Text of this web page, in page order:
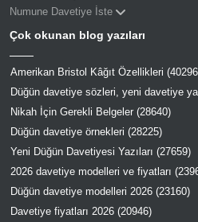
Numune Davetiye İste
Çok okunan blog yazıları
Amerikan Bristol Kâğıt Özellikleri
Düğün davetiye sözleri, yeni davetiye
Nikah İçin Gerekli Belgeler (28640)
Düğün davetiye örnekleri (28225)
Yeni Düğün Davetiyesi Yazıları (27659)
2026 davetiye modelleri ve fiyatları
Düğün davetiye modelleri 2026 (23160)
Davetiye fiyatları 2026 (20946)